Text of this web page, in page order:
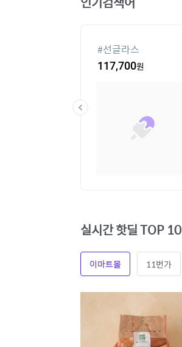
#선글라스
117,700원
실시간 핫딜 TOP 10
이마트몰 11번가